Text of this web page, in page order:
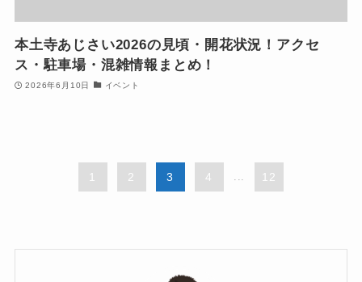
本土寺あじさい2026の見頃・開花状況！アクセ
ス・駐車場・混雑情報まとめ！
2026年6月10日 イベント
1 2 3 4 ... 12